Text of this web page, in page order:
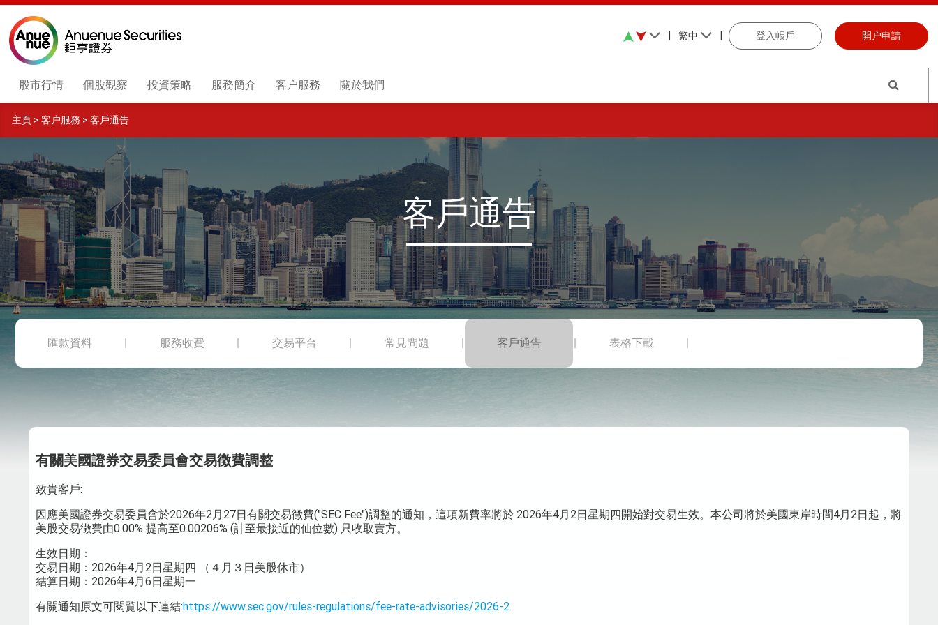
繁中 | 登入帳戶 開户申請
股市行情 個股觀察 投資策略 服務簡介 客户服務 關於我們
主頁 > 客户服務 > 客戶通告
客戶通告
匯款資料 服務收費 交易平台 常見問題 客戶通告 表格下載
有關美國證券交易委員會交易徴費調整
致貴客戶:
因應美國證券交易委員會於2026年2月27日有關交易徴費("SEC Fee")調整的通知，這項新費率將於 2026年4月2日星期四開始對交易生效。本公司將於美國東岸時間4月2日起，將
美股交易徴費由0.00% 提高至0.00206% (計至最接近的仙位數) 只收取賣方。
生效日期：
交易日期：2026年4月2日星期四 （４月３日美股休市）
結算日期：2026年4月6日星期一
有關通知原文可閱覧以下連結:https://www.sec.gov/rules-regulations/fee-rate-advisories/2026-2